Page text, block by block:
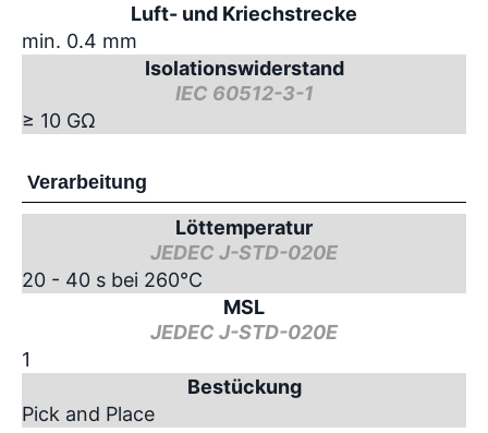
Luft- und Kriechstrecke
min. 0.4 mm
Isolationswiderstand
IEC 60512-3-1
≥ 10 GΩ
Verarbeitung
Löttemperatur
JEDEC J-STD-020E
20 - 40 s bei 260°C
MSL
JEDEC J-STD-020E
1
Bestückung
Pick and Place